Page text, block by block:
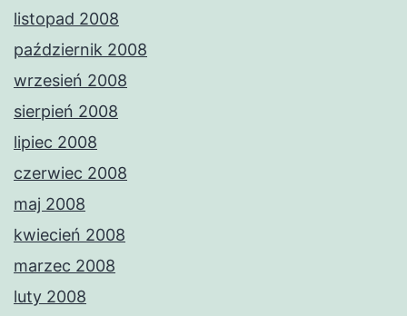
listopad 2008
październik 2008
wrzesień 2008
sierpień 2008
lipiec 2008
czerwiec 2008
maj 2008
kwiecień 2008
marzec 2008
luty 2008